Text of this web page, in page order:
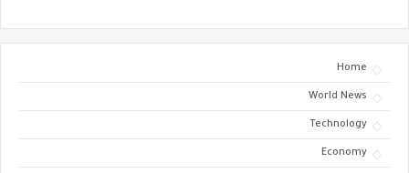
Home
World News
Technology
Economy